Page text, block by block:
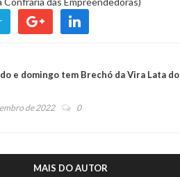
e domingo tem Brechó da Vira Lata do
de 2022 0
MAIS DO AUTOR